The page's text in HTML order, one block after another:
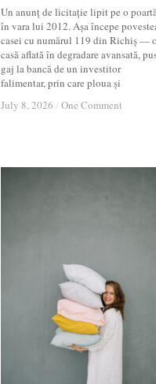
Un anunț de licitație lipit pe o
în vara lui 2012. Așa începe
casei cu numărul 119 din Richiș —
casă aflată în degradare avansată,
gaj la bancă de un investitor
falimentar, prin care ploua și
July 8, 2026 / One Comment
July 8, 2026 / One Comment